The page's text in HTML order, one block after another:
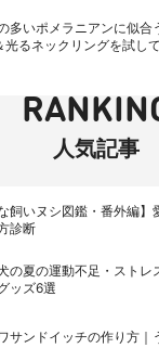
多いポメラニアンに似合
光るネックリングを試し
人気記事
な飼いヌシ図鑑・番外編
診断
の夏の運動不足・ストレ
ッズ6選
サンドイッチの作り方｜